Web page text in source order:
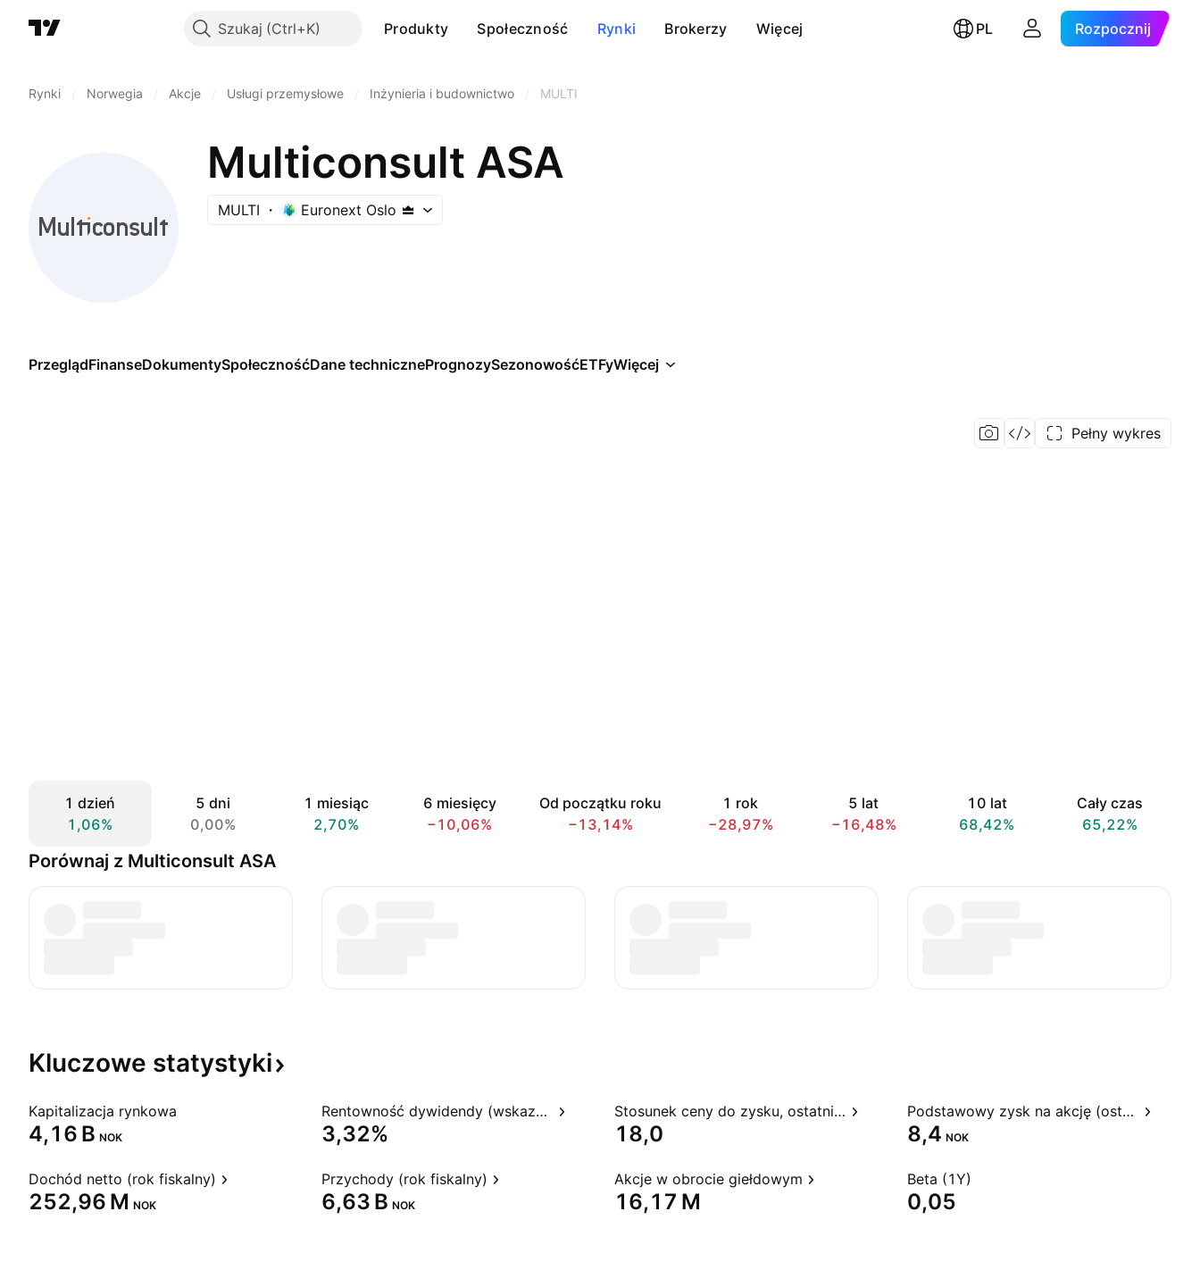
Szukaj Produkty Społeczność Rynki Brokerzy Więcej PL Rozpocznij
Rynki Norwegia Akcje Usługi przemysłowe Inżynieria i budownictwo MULTI
Multiconsult ASA
MULTI Euronext Oslo
PrzeglądFinanseDokumentySpołecznośćDane technicznePrognozySezonowośćETFyWięcej
Pełny wykres
1 dzień
1,06%
5 dni
0,00%
1 miesiąc
2,70%
6 miesięcy
−10,06%
Od początku roku
−13,14%
1 rok
−28,97%
5 lat
−16,48%
10 lat
68,42%
Cały czas
65,22%
Porównaj z Multiconsult ASA
Kluczowe statystyki
Kapitalizacja rynkowa
‪4,16 B‬ NOK
Rentowność dywidendy (wskazywana)
3,32%
Stosunek ceny do zysku, ostatnie 12 miesięcy
18,0
Podstawowy zysk na akcję (ostatnie 12 miesięcy)
8,4 NOK
Dochód netto (rok fiskalny)
‪252,96 M‬ NOK
Przychody (rok fiskalny)
‪6,63 B‬ NOK
Akcje w obrocie giełdowym
‪16,17 M‬
Beta (1Y)
0,05